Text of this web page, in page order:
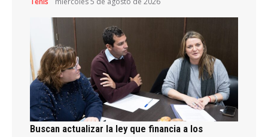
Buscan actualizar la ley que financia a los